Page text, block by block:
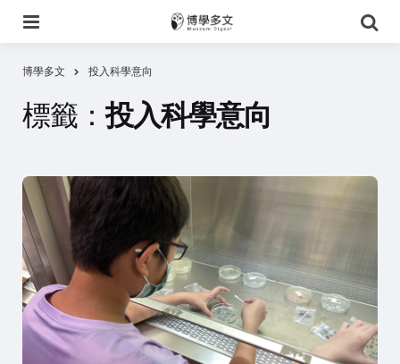
尋
博學多文 投入科學意向
標籤：投入科學意向